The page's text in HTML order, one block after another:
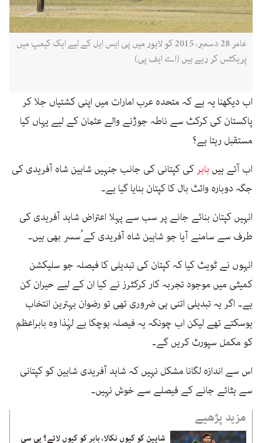
عامر 28 دسمبر، 2015 کو لاہور میں پی ایس ایل کے لیے ایک کیمپ میں
پریکٹس کر رہے ہیں (اے ایف پی)
اب دیکھنا یہ ہے کہ متحدہ عرب امارات میں اپنی کشتیاں جلا کر
پاکستان کی کرکٹ سے ناطہ جوڑنے والے عثمان کے لیے یہاں کیا
مستقبل رہتا ہے؟
اب آتے ہیں بابر کی کپتانی کی جانب جنہیں شاہین شاہ آفریدی کی
جگہ دوبارہ وائٹ بال کا کپتان بنایا گیا ہے۔
انہیں کپتان بنائے جانے پر سب سے پہلا اعتراض شاہد آفریدی کی
طرف سے سامنے آیا جو شاہین شاہ آفریدی کے ُسسر بھی ہیں۔
انہوں نے ٹویٹ کیا کہ کپتان کی تبدیلی کا فیصلہ جو سلیکشن
کمیٹی میں موجود تجربہ کار کرکٹرز نے کیا ان کے لیے حیران کن
ہے۔ اگر یہ تبدیلی اتنی ہی ضروری تھی تو رضوان بہترین انتخاب
ہوسکتے تھے لیکن اب چونکہ یہ فیصلہ ہوچکا ہے لہٰذا وہ بابراعظم
کو مکمل سپورٹ کریں گے۔
اس سے اندازہ لگانا مشکل نہیں کہ شاہد آفریدی شاہین کو کپتانی
سے ہٹائے جانے کے فیصلے سے خوش نہیں۔
مزید پڑھیے
شاہین کو کیوں نکالا، بابر کو کیوں لائے؟ پی سی